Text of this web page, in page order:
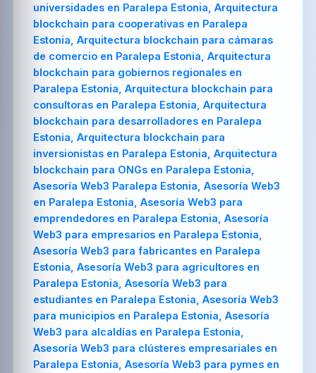
universidades en Paralepa Estonia, Arquitectura
blockchain para cooperativas en Paralepa
Estonia, Arquitectura blockchain para cámaras
de comercio en Paralepa Estonia, Arquitectura
blockchain para gobiernos regionales en
Paralepa Estonia, Arquitectura blockchain para
consultoras en Paralepa Estonia, Arquitectura
blockchain para desarrolladores en Paralepa
Estonia, Arquitectura blockchain para
inversionistas en Paralepa Estonia, Arquitectura
blockchain para ONGs en Paralepa Estonia,
Asesoría Web3 Paralepa Estonia, Asesoría Web3
en Paralepa Estonia, Asesoría Web3 para
emprendedores en Paralepa Estonia, Asesoría
Web3 para empresarios en Paralepa Estonia,
Asesoría Web3 para fabricantes en Paralepa
Estonia, Asesoría Web3 para agricultores en
Paralepa Estonia, Asesoría Web3 para
estudiantes en Paralepa Estonia, Asesoría Web3
para municipios en Paralepa Estonia, Asesoría
Web3 para alcaldías en Paralepa Estonia,
Asesoría Web3 para clústeres empresariales en
Paralepa Estonia, Asesoría Web3 para pymes en